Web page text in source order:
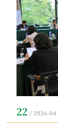
22 2026-04